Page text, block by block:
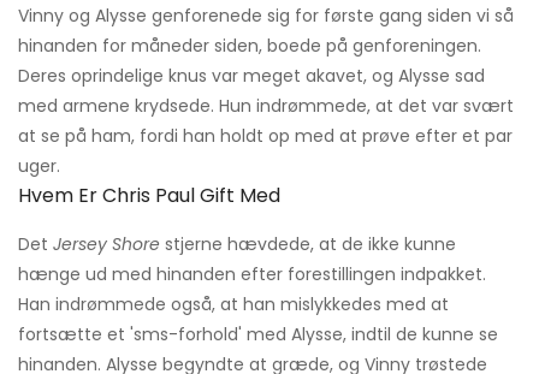
Vinny og Alysse genforenede sig for første gang siden vi så
hinanden for måneder siden, boede på genforeningen.
Deres oprindelige knus var meget akavet, og Alysse sad
med armene krydsede. Hun indrømmede, at det var svært
at se på ham, fordi han holdt op med at prøve efter et par
uger.
Hvem Er Chris Paul Gift Med
Det Jersey Shore stjerne hævdede, at de ikke kunne
hænge ud med hinanden efter forestillingen indpakket.
Han indrømmede også, at han mislykkedes med at
fortsætte et 'sms-forhold' med Alysse, indtil de kunne se
hinanden. Alysse begyndte at græde, og Vinny trøstede